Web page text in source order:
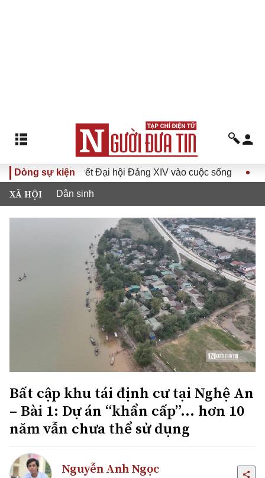
Dòng sự kiện
Nghị quyết Đại hội Đảng XIV vào cuộc sống Hướng tới
XÃ HỘI Dân sinh
Bất cập khu tái định cư tại Nghệ An
– Bài 1: Dự án “khẩn cấp”… hơn 10
năm vẫn chưa thể sử dụng
Nguyễn Anh Ngọc